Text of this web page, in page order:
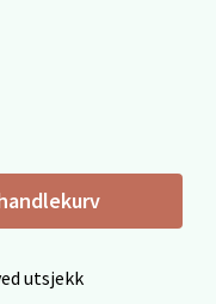
utsjekk